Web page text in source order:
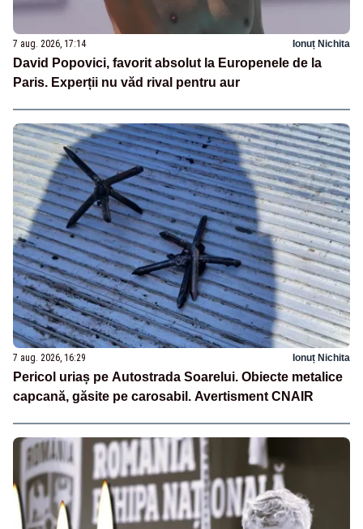
7 aug. 2026, 17:14 Ionuț Nichita
David Popovici, favorit absolut la Europenele de la
Paris. Experții nu văd rival pentru aur
7 aug. 2026, 16:29 Ionuț Nichita
Pericol uriaș pe Autostrada Soarelui. Obiecte metalice
capcană, găsite pe carosabil. Avertisment CNAIR